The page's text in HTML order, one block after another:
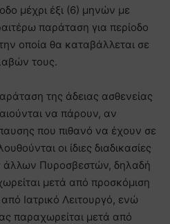
μέχρι έξι (6) μηνών με
παράταση για περίοδο
οποία θα καταβάλλεται σε
τους.
της άδειας ασθενείας
να πάρουν, αν
που πιθανό να έχουν σε
οι ίδιες διαδικασίες
άλλων Πυροσβεστών, δηλαδή
μετά από προσκόμιση
Ιατρικό Λειτουργό, ενώ
παραχωρείται μετά από